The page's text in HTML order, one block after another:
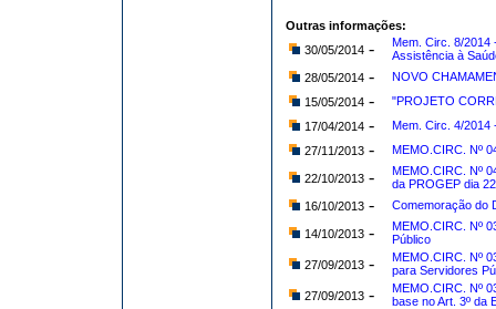
Outras informações:
30/05/2014-
Mem. Circ. 8/2014
Assistência à
28/05/2014-
NOVO
15/05/2014-
"PROJETO
17/04/2014-
Mem. Circ. 4/2014
27/11/2013- MEMO.CIRC. Nº
22/10/2013-
MEMO.CIRC. Nº
da PROGEP dia
16/10/2013- Comemoração do
14/10/2013-
MEMO.CIRC. Nº
Público
27/09/2013-
MEMO.CIRC. Nº
para Servidores
27/09/2013-
MEMO.CIRC. Nº
base no Art. 3º da